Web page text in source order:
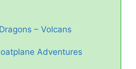
– Volcans
Adventures